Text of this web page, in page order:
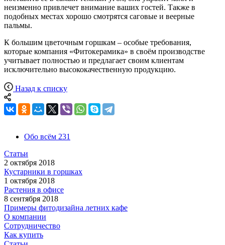
неизменно привлечет внимание ваших гостей. Также в
подобных местах хорошо смотрятся саговые и веерные
пальмы.
К большим цветочным горшкам – особые требования,
которые компания «Фитокерамика» в своём производстве
учитывает полностью и предлагает своим клиентам
исключительно высококачественную продукцию.
Назад к списку
Обо всём 231
Статьи
2 октября 2018
Кустарники в горшках
1 октября 2018
Растения в офисе
8 сентября 2018
Примеры фитодизайна летних кафе
О компании
Сотрудничество
Как купить